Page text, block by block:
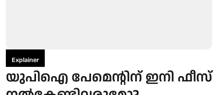
Explainer
യുപിഐ പേമെന്റിന് ഇനി ഫീസ്